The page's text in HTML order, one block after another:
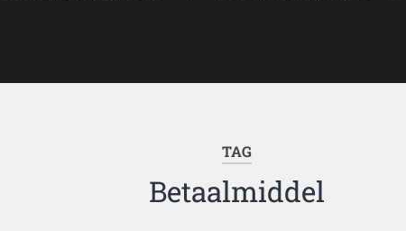
TAG
Betaalmiddel